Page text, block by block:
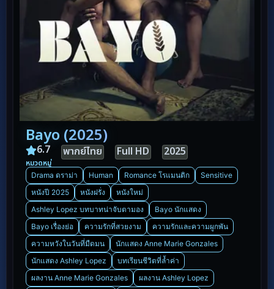
Bayo (2025)
6.7 พากย์ไทย Full HD 2025
หมวดหมู่
Drama ดราม่า Human Romance โรแมนติก
Sensitive
หนังปี 2025
หนังฝรั่ง
หนังใหม่
Ashley Lopez บทบาทน่าจับตามอง
Bayo นักแสดง
Bayo เรื่องย่อ
ความรักที่สวยงาม
ความรักและความผูกพัน
ความหวังในวันที่มืดมน
นักแสดง Anne Marie Gonzales
นักแสดง Ashley Lopez
บทเรียนชีวิตที่ล้ำค่า
ผลงาน Anne Marie Gonzales
ผลงาน Ashley Lopez